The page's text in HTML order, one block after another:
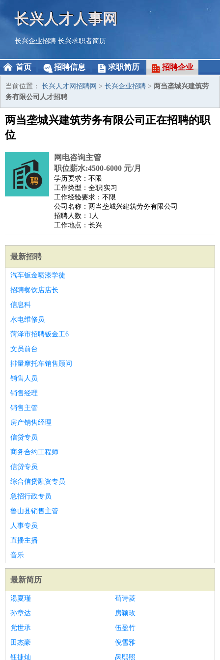
长兴人才人事网
长兴企业招聘 长兴求职者简历
首页 招聘信息 求职简历 招聘企业
当前位置： 长兴人才网招聘网 > 长兴企业招聘 > 两当垄城兴建筑劳
务有限公司人才招聘
两当垄城兴建筑劳务有限公司正在招聘的职
位
网电咨询主管
职位薪水:4500-6000 元/月
学历要求：不限
工作类型：全职|实习
工作经验要求：不限
公司名称：两当垄城兴建筑劳务有限公司
招聘人数：1人
工作地点：长兴
最新招聘
汽车钣金喷漆学徒
招聘餐饮店店长
信息科
水电维修员
菏泽市招聘钣金工6
文员前台
排量摩托车销售顾问
销售人员
销售经理
销售主管
房产销售经理
信贷专员
商务合约工程师
信贷专员
综合信贷融资专员
急招行政专员
鲁山县销售主管
人事专员
直播主播
音乐
最新简历
湯夏瑾
荀诗菱
孙章达
房颖玫
党世承
伍盈竹
田杰豪
倪雪雅
钮捷灿
呙熙照